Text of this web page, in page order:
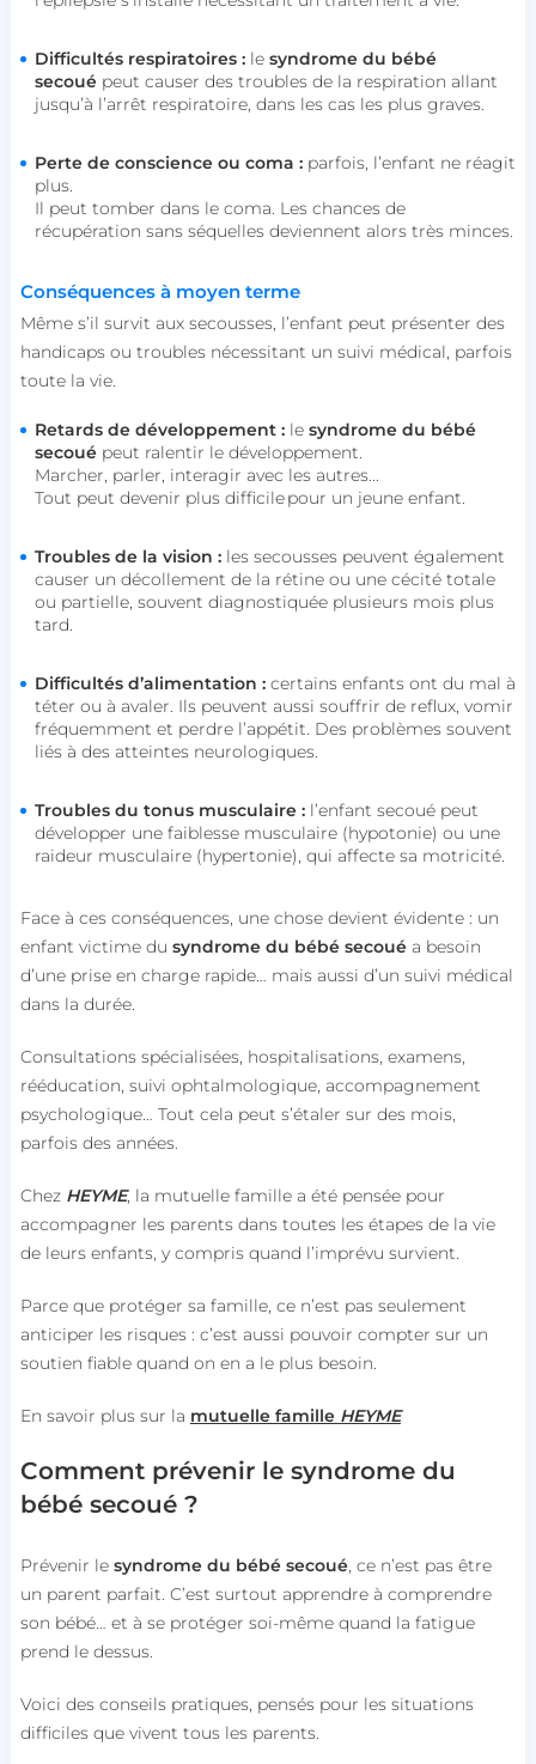
Difficultés respiratoires :le syndrome du bébé
secouépeut causer des troubles de la respiration allant
jusqu’à l’arrêt respiratoire, dans les cas les plus graves.
Perte de conscience ou coma :parfois, l’enfant ne réagit
plus.
Il peut tomber dans le coma. Les chances de
récupération sans séquelles deviennent alors très minces.
Conséquences à moyen terme
Même s’il survit aux secousses, l’enfant peut présenter des
handicaps ou troubles nécessitant un suivi médical, parfois
toute la vie.
Retards de développement :le syndrome du bébé
secouépeut ralentir le développement.
Marcher, parler, interagir avec les autres...
Tout peut devenir plus difficile pour un jeune enfant.
Troubles de la vision :les secousses peuvent également
causer un décollement de la rétine ou une cécité totale
ou partielle, souvent diagnostiquée plusieurs mois plus
tard.
Difficultés d’alimentation :certains enfants ont du mal à
téter ou à avaler. Ils peuvent aussi souffrir de reflux, vomir
fréquemment et perdre l’appétit. Des problèmes souvent
liés à des atteintes neurologiques.
Troubles du tonus musculaire :l’enfant secoué peut
développer une faiblesse musculaire (hypotonie) ou une
raideur musculaire (hypertonie), qui affecte sa motricité.
Face à ces conséquences, une chose devient évidente : un
enfant victime du syndrome du bébé secouéa besoin
d’une prise en charge rapide… mais aussi d’un suivi médical
dans la durée.
Consultations spécialisées, hospitalisations, examens,
rééducation, suivi ophtalmologique, accompagnement
psychologique… Tout cela peut s’étaler sur des mois,
parfois des années.
Chez HEYME, la mutuelle famille a été pensée pour
accompagner les parents dans toutes les étapes de la vie
de leurs enfants, y compris quand l’imprévu survient.
Parce que protéger sa famille, ce n’est pas seulement
anticiper les risques : c’est aussi pouvoir compter sur un
soutien fiable quand on en a le plus besoin.
En savoir plus sur la mutuelle famille HEYME
Comment prévenir le syndrome du
bébé secoué ?
Prévenir le syndrome du bébé secoué, ce n’est pas être
un parent parfait. C’est surtout apprendre à comprendre
son bébé… et à se protéger soi-même quand la fatigue
prend le dessus.
Voici des conseils pratiques, pensés pour les situations
difficiles que vivent tous les parents.